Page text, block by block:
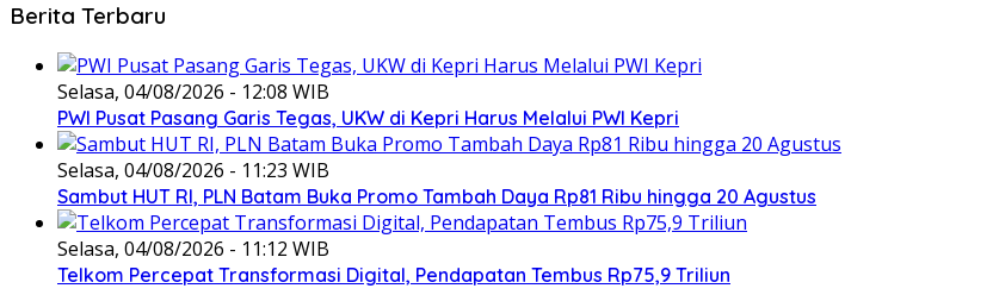
Berita Terbaru
Selasa, 04/08/2026 - 12:08 WIB
PWI Pusat Pasang Garis Tegas, UKW di Kepri Harus Melalui PWI Kepri
Selasa, 04/08/2026 - 11:23 WIB
Sambut HUT RI, PLN Batam Buka Promo Tambah Daya Rp81 Ribu hingga 20 Agustus
Selasa, 04/08/2026 - 11:12 WIB
Telkom Percepat Transformasi Digital, Pendapatan Tembus Rp75,9 Triliun